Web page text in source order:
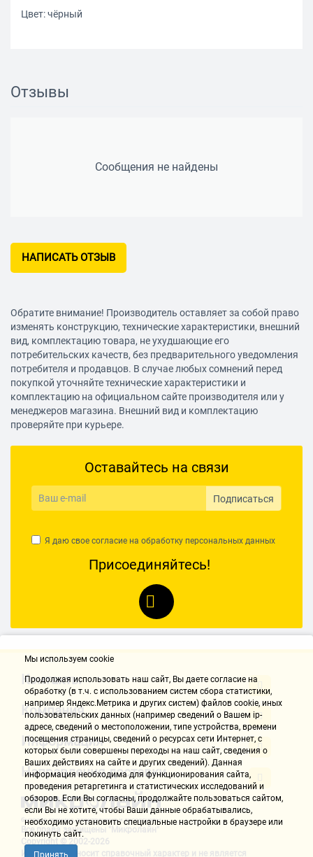
Цвет: чёрный
Отзывы
Сообщения не найдены
НАПИСАТЬ ОТЗЫВ
Обратите внимание! Производитель оставляет за собой право
изменять конструкцию, технические характеристики, внешний
вид, комплектацию товара, не ухудшающие его
потребительских качеств, без предварительного уведомления
потребителя и продавцов. В случае любых сомнений перед
покупкой уточняйте технические характеристики и
комплектацию на официальном сайте производителя или у
менеджеров магазина. Внешний вид и комплектацию
проверяйте при курьере.
Оставайтесь на связи
Подписаться
Я даю свое согласие на обработку персональных данных
Присоединяйтесь!
Контакты
Компания
Информация
Направления доставки
Все права защищены "Микролайн"
Copyright © 2002-2026
Информация носит справочный характер и не является
Мы используем cookie
Продолжая использовать наш cайт, Вы даете согласие на
обработку (в т.ч. с использованием систем сбора статистики,
например Яндекс.Метрика и других систем) файлов cookie, иных
пользовательских данных (например сведений о Вашем ip-
адресе, сведений о местоположении, типе устройства, времени
посещения страницы, сведений о ресурсах сети Интернет, с
которых были совершены переходы на наш сайт, сведения о
Ваших действиях на сайте и других сведений). Данная
информация необходима для функционирования сайта,
проведения ретаргетинга и статистических исследований и
обзоров. Если Вы согласны, продолжайте пользоваться сайтом,
если Вы не хотите, чтобы Ваши данные обрабатывались,
необходимо установить специальные настройки в браузере или
покинуть сайт.
Принять